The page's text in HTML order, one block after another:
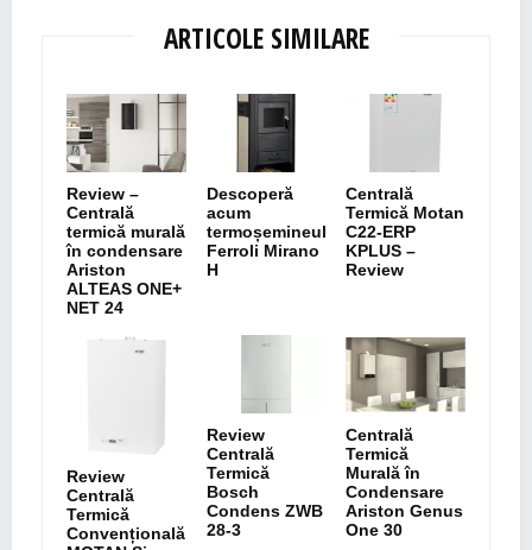
ARTICOLE SIMILARE
Review –
Centrală
termică murală
în condensare
Ariston
ALTEAS ONE+
NET 24
Descoperă
acum
termoșemineul
Ferroli Mirano
H
Centrală
Termică Motan
C22-ERP
KPLUS –
Review
Review
Centrală
Termică
Convențională
Review
Centrală
Termică
Bosch
Condens ZWB
28-3
Centrală
Termică
Murală în
Condensare
Ariston Genus
One 30